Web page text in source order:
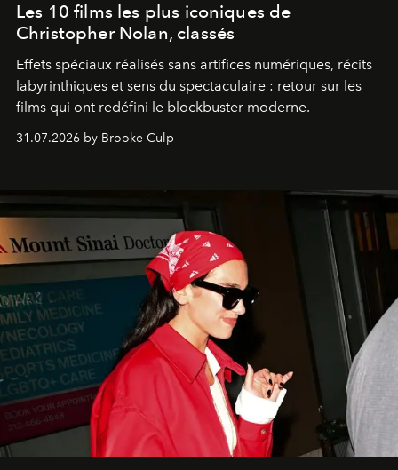
Les 10 films les plus iconiques de
Christopher Nolan, classés
Effets spéciaux réalisés sans artifices numériques, récits
labyrinthiques et sens du spectaculaire : retour sur les
films qui ont redéfini le blockbuster moderne.
31.07.2026 by Brooke Culp